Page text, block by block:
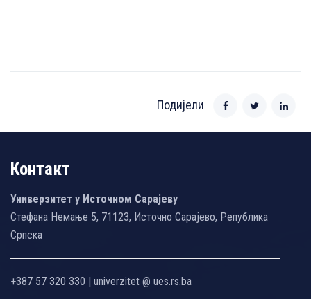
Подијели
Контакт
Универзитет у Источном Сарајеву
Стефана Немање 5, 71123, Источно Сарајево, Република
Српска
+387 57 320 330 | univerzitet @ ues.rs.ba